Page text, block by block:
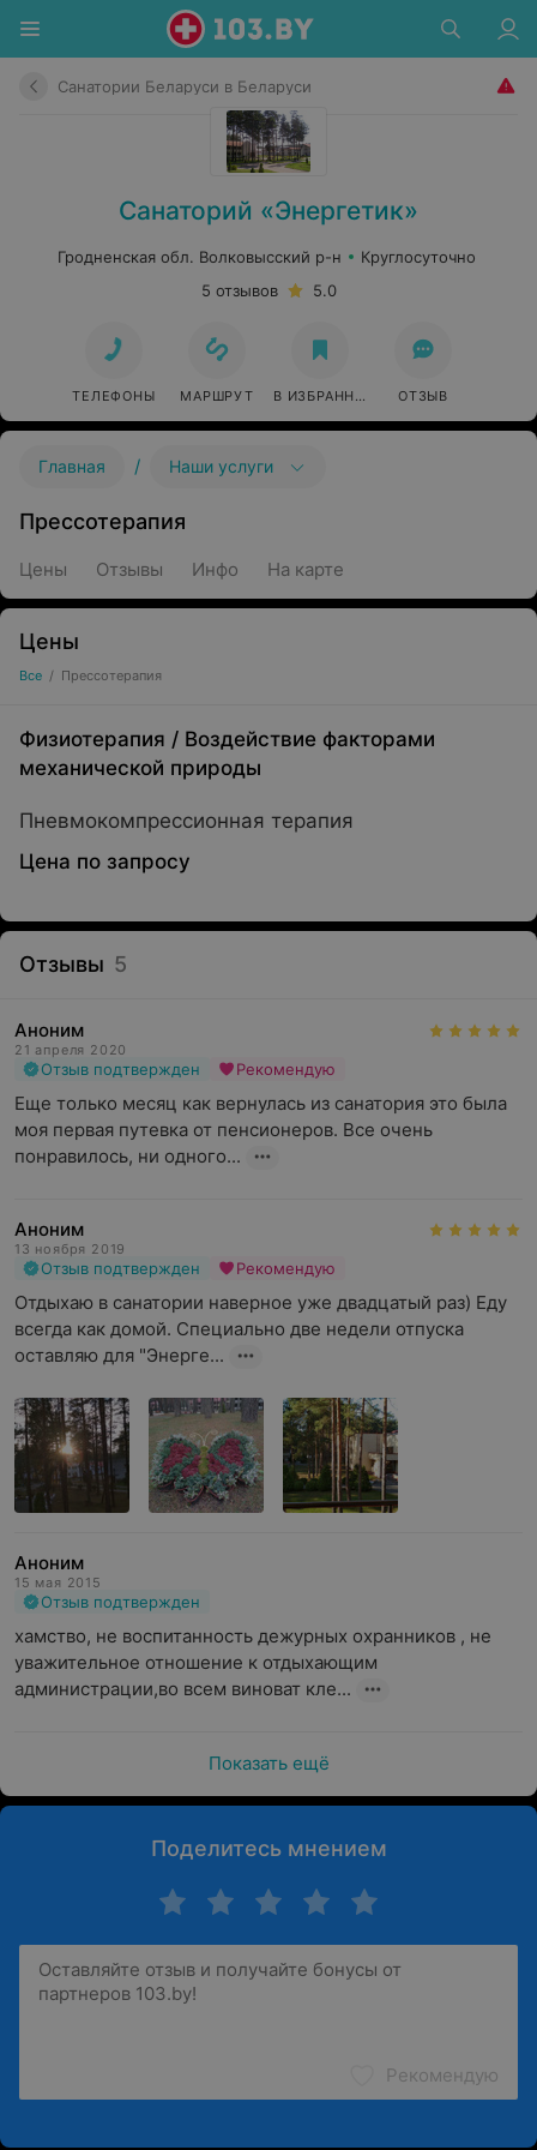
Санатории Беларуси в Беларуси
Санаторий «Энергетик»
Гродненская обл. Волковысский р-н
Круглосуточно
5 отзывов
5.0
ТЕЛЕФОНЫ МАРШРУТ В ИЗБРАННОЕ ОТЗЫВ
Главная / Наши услуги
Прессотерапия
Цены Отзывы Инфо На карте
Цены
Все / Прессотерапия
Физиотерапия / Воздействие факторами
механической природы
Пневмокомпрессионная терапия
Цена по запросу
Отзывы 5
Аноним
21 апреля 2020
Отзыв подтвержден Рекомендую
Еще только месяц как вернулась из санатория это была
моя первая путевка от пенсионеров. Все очень
понравилось, ни одного...
Аноним
13 ноября 2019
Отзыв подтвержден Рекомендую
Отдыхаю в санатории наверное уже двадцатый раз) Еду
всегда как домой. Специально две недели отпуска
оставляю для "Энерге...
Аноним
15 мая 2015
Отзыв подтвержден
хамство, не воспитанность дежурных охранников , не
уважительное отношение к отдыхающим
администрации,во всем виноват кле...
Показать ещё
Поделитесь мнением
Рекомендую